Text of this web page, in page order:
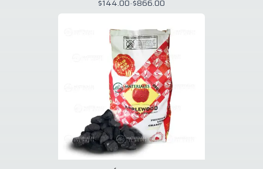
$144.00-$866.00